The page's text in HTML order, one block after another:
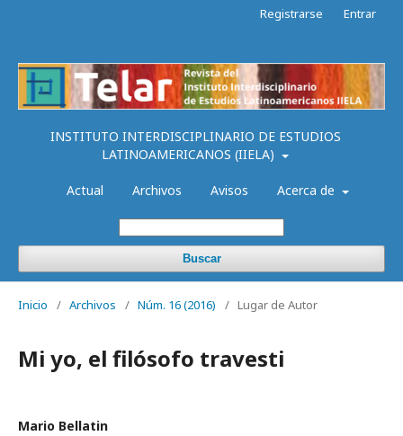
INSTITUTO INTERDISCIPLINARIO DE ESTUDIOS
LATINOAMERICANOS (IIELA)
Actual Archivos Avisos Acerca de
Buscar
Registrarse Entrar
Inicio / Archivos / Núm. 16 (2016) / Lugar de Autor
Mi yo, el filósofo travesti
Mario Bellatin